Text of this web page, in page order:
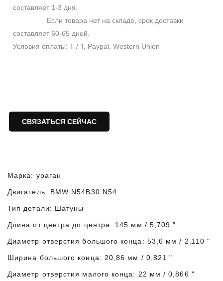
составляет 1-3 дня.
Если товара нет на складе, срок доставки
составляет 60-65 дней.
Условия оплаты: T / T, Paypal, Western Union
СВЯЗАТЬСЯ СЕЙЧАС
Марка: ураган
Двигатель: BMW N54B30 N54
Тип детали: Шатуны
Длина от центра до центра: 145 мм / 5,709 "
Диаметр отверстия большого конца: 53,6 мм / 2,110 "
Ширина большого конца: 20,86 мм / 0,821 "
Диаметр отверстия малого конца: 22 мм / 0,866 "